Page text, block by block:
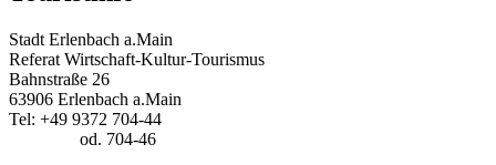
Stadt Erlenbach a.Main
Referat Wirtschaft-Kultur-Tourismus
Bahnstraße 26
63906 Erlenbach a.Main
Tel: +49 9372 704-44
od. 704-46